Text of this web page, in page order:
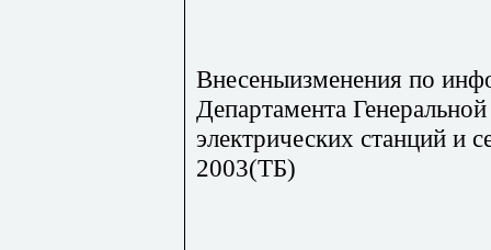
Внесеныизменения по
Департамента
электрических станций
2003(ТБ)